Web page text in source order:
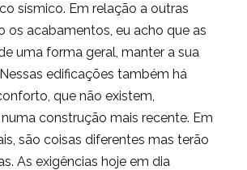
sísmico. Em relação a outras
os acabamentos, eu acho que as
uma forma geral, manter a sua
edificações também há
que não existem,
construção mais recente. Em
são coisas diferentes mas terão
As exigências hoje em dia